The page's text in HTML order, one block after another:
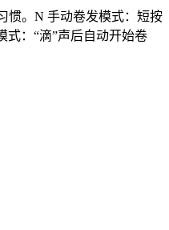
惯。 N 手动卷发模式：短按
式：“滴”声后自动开始卷